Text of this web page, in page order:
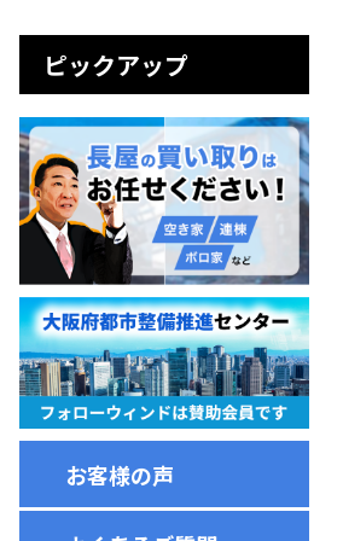
ピックアップ
お客様の声